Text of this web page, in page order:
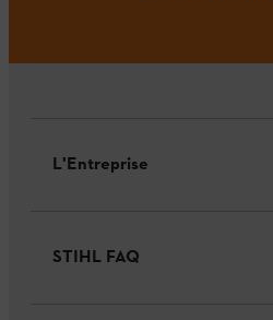
L'Entreprise
STIHL FAQ